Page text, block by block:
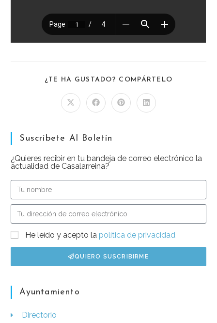
¿TE HA GUSTADO? COMPÁRTELO
Suscríbete Al Boletín
¿Quieres recibir en tu bandeja de correo electrónico la
actualidad de Casalarreina?
He leído y acepto lapolítica de privacidad
QUIERO SUSCRIBIRME
Ayuntamiento
Directorio